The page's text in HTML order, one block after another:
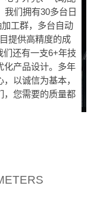
们拥有30多台日
工群，多台自动
提供高精度的成
们还有一支6+年技
化产品设计。多年
以诚信为基本，
，您需要的质量都